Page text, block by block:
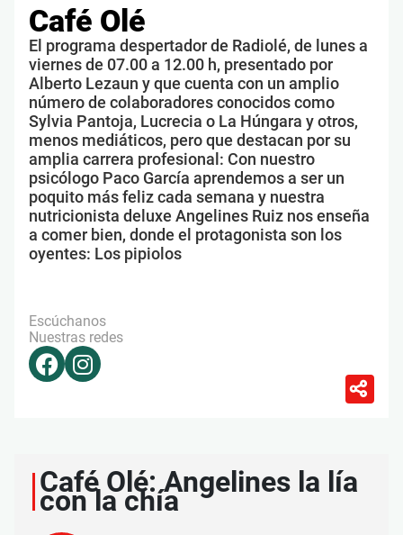
Café Olé
El programa despertador de Radiolé, de lunes a
viernes de 07.00 a 12.00 h, presentado por
Alberto Lezaun y que cuenta con un amplio
número de colaboradores conocidos como
Sylvia Pantoja, Lucrecia o La Húngara y otros,
menos mediáticos, pero que destacan por su
amplia carrera profesional: Con nuestro
psicólogo Paco García aprendemos a ser un
poquito más feliz cada semana y nuestra
nutricionista deluxe Angelines Ruiz nos enseña
a comer bien, donde el protagonista son los
oyentes: Los pipiolos
Escúchanos
Nuestras redes
Café Olé: Angelines la lía
con la chía